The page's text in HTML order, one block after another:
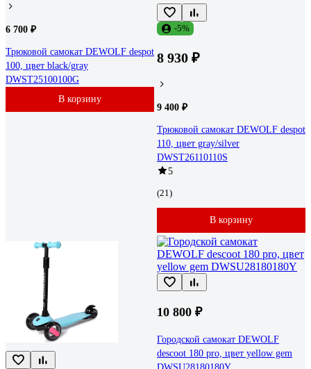
6 700 ₽
Трюковой самокат DEWOLF despot
100, цвет black/gray
DWST25100100G
В корзину
-5%
8 930 ₽
9 400 ₽
Трюковой самокат DEWOLF despot
110, цвет gray/silver
DWST26110110S
5
(21)
В корзину
10 800 ₽
Городской самокат DEWOLF
descoot 180 pro, цвет yellow gem